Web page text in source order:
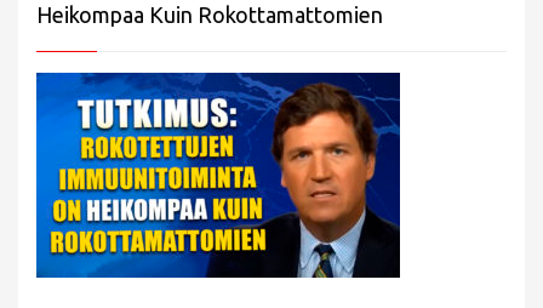
Heikompaa Kuin Rokottamattomien